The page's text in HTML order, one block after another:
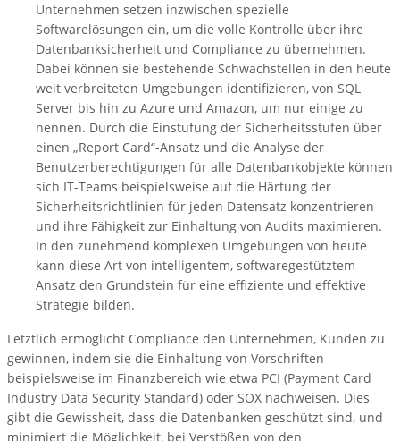
Unternehmen setzen inzwischen spezielle
Softwarelösungen ein, um die volle Kontrolle über ihre
Datenbanksicherheit und Compliance zu übernehmen.
Dabei können sie bestehende Schwachstellen in den heute
weit verbreiteten Umgebungen identifizieren, von SQL
Server bis hin zu Azure und Amazon, um nur einige zu
nennen. Durch die Einstufung der Sicherheitsstufen über
einen „Report Card“-Ansatz und die Analyse der
Benutzerberechtigungen für alle Datenbankobjekte können
sich IT-Teams beispielsweise auf die Härtung der
Sicherheitsrichtlinien für jeden Datensatz konzentrieren
und ihre Fähigkeit zur Einhaltung von Audits maximieren.
In den zunehmend komplexen Umgebungen von heute
kann diese Art von intelligentem, softwaregestütztem
Ansatz den Grundstein für eine effiziente und effektive
Strategie bilden.
Letztlich ermöglicht Compliance den Unternehmen, Kunden zu
gewinnen, indem sie die Einhaltung von Vorschriften
beispielsweise im Finanzbereich wie etwa PCI (Payment Card
Industry Data Security Standard) oder SOX nachweisen. Dies
gibt die Gewissheit, dass die Datenbanken geschützt sind, und
minimiert die Möglichkeit, bei Verstößen von den